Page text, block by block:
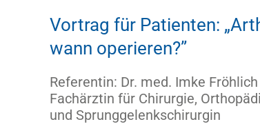
Vortrag für Patienten:
wann operieren?”
Referentin: Dr. med. Imke
Fachärztin für Chirurgie,
und Sprunggelenkschirurgin